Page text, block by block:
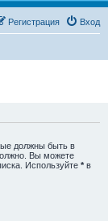
Вход
Регистрация
должны быть в
Вы можете
Используйте * в